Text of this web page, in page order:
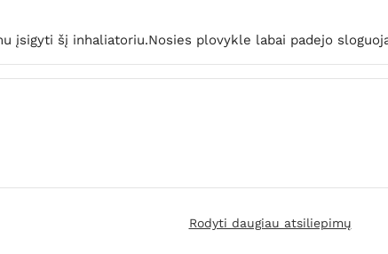
įsigyti šį inhaliatoriu.Nosies plovykle labai padejo
Rodyti daugiau atsiliepimų